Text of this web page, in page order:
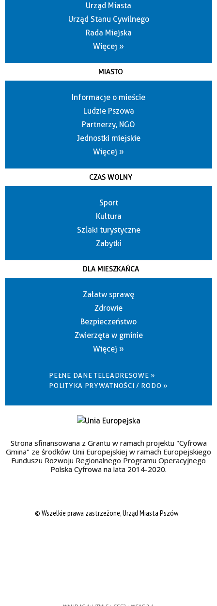
Urząd Miasta
Urząd Stanu Cywilnego
Rada Miejska
Więcej »
MIASTO
Informacje o mieście
Ludzie Pszowa
Partnerzy, NGO
Jednostki miejskie
Więcej »
CZAS WOLNY
Sport
Kultura
Szlaki turystyczne
Zabytki
DLA MIESZKAŃCA
Załatw sprawę
Zdrowie
Bezpieczeństwo
Zwierzęta w gminie
Więcej »
PEŁNE DANE TELEADRESOWE »
POLITYKA PRYWATNOŚCI / RODO »
Strona sfinansowana z Grantu w ramach projektu "Cyfrowa
Gmina" ze środków Unii Europejskiej w ramach Europejskiego
Funduszu Rozwoju Regionalnego Programu Operacyjnego
Polska Cyfrowa na lata 2014-2020.
© Wszelkie prawa zastrzeżone, Urząd Miasta Pszów